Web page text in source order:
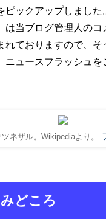
ピックアップしました
当ブログ管理人のコ
れておりますので、そ
ニュースフラッシュを
ネザル。Wikipediaより。
どころ